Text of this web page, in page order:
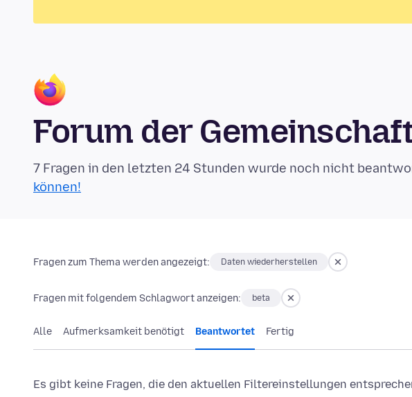
Forum der
7 Fragen in den letzten 24 Stunden wurde noch nicht
können!
Fragen zum Thema werden angezeigt: Daten wiederherstellen
Fragen mit folgendem Schlagwort anzeigen: beta
Alle Aufmerksamkeit benötigt Beantwortet Fertig
Es gibt keine Fragen, die den aktuellen Filtereinstellungen